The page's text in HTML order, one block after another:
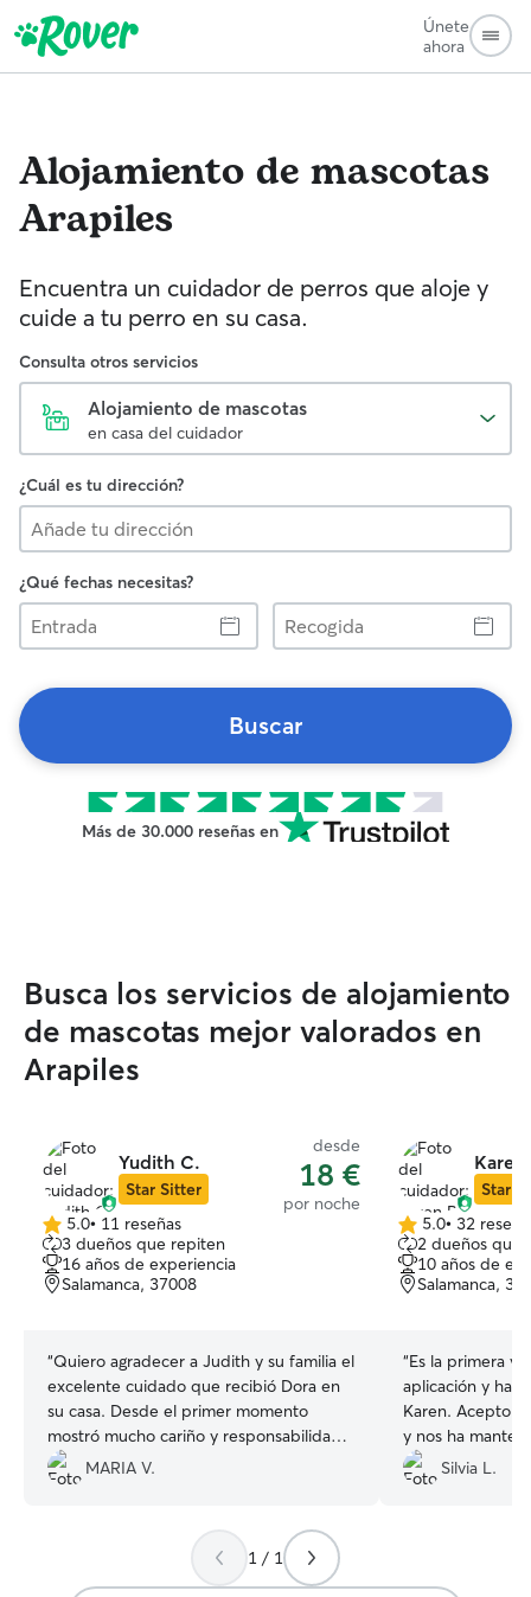
Únete
ahora
Alojamiento de mascotas
Arapiles
Encuentra un cuidador de perros que aloje y
cuide a tu perro en su casa.
Consulta otros servicios
Alojamiento de mascotas
en casa del cuidador
¿Cuál es tu dirección?
¿Qué fechas necesitas?
Entrada
Recogida
Buscar
Más de 30.000 reseñas en
Busca los servicios de alojamiento
de mascotas mejor valorados en
Arapiles
Yudith C.
Star Sitter
desde
18 €
por noche
5.0
de
5
estrellas
5.0• 11 reseñas
3 dueños que repiten
16 años de experiencia
Salamanca, 37008
“Quiero agradecer a Judith y su familia el
excelente cuidado que recibió Dora en
su casa. Desde el primer momento
mostró mucho cariño y responsabilidad,
se nota que ama a los animales y que se
implica de verdad en su bienestar. Me
y vídeos lo que me dio mucha
tranquilidad. Sin duda volveré a confiar
en ella y la recomiendo 100% a
MARIA V.
Karen
Star
5.0
de
5
estrellas
5.0• 32
2 dueños que
10 años de
Salamanca,
“Es la primera
aplicación y ha
Karen. Acepto
y nos ha
fotos y vídeo.
Silvia L.
1 / 1